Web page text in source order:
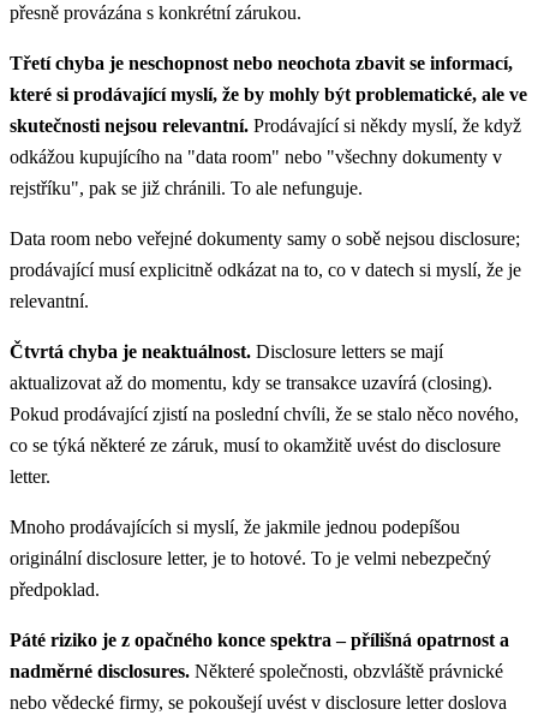
přesně provázána s konkrétní zárukou.
Třetí chyba je neschopnost nebo neochota zbavit se informací,
které si prodávající myslí, že by mohly být problematické, ale ve
skutečnosti nejsou relevantní. Prodávající si někdy myslí, že když
odkážou kupujícího na "data room" nebo "všechny dokumenty v
rejstříku", pak se již chránili. To ale nefunguje.
Data room nebo veřejné dokumenty samy o sobě nejsou disclosure;
prodávající musí explicitně odkázat na to, co v datech si myslí, že je
relevantní.
Čtvrtá chyba je neaktuálnost. Disclosure letters se mají
aktualizovat až do momentu, kdy se transakce uzavírá (closing).
Pokud prodávající zjistí na poslední chvíli, že se stalo něco nového,
co se týká některé ze záruk, musí to okamžitě uvést do disclosure
letter.
Mnoho prodávajících si myslí, že jakmile jednou podepíšou
originální disclosure letter, je to hotové. To je velmi nebezpečný
předpoklad.
Páté riziko je z opačného konce spektra – přílišná opatrnost a
nadměrné disclosures. Některé společnosti, obzvláště právnické
nebo vědecké firmy, se pokoušejí uvést v disclosure letter doslova